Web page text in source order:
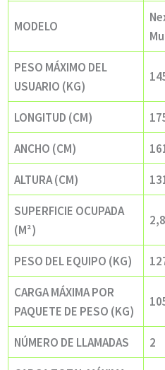
MODELO
PESO MÁXIMO DEL
USUARIO (KG)
LONGITUD (CM)
ANCHO (CM)
ALTURA (CM)
SUPERFICIE OCUPADA
(M²)
PESO DEL EQUIPO (KG)
CARGA MÁXIMA POR
PAQUETE DE PESO (KG)
NÚMERO DE LLAMADAS
2